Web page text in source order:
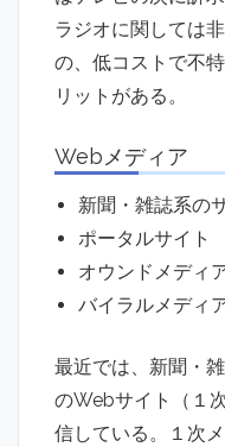
ラジオに関しては
の、低コストで不
リットがある。
Webメディア
新聞・雑誌系の
ポータルサイト
オウンドメディ
バイラルメディ
最近では、新聞・
のWebサイト（１
信している。１次